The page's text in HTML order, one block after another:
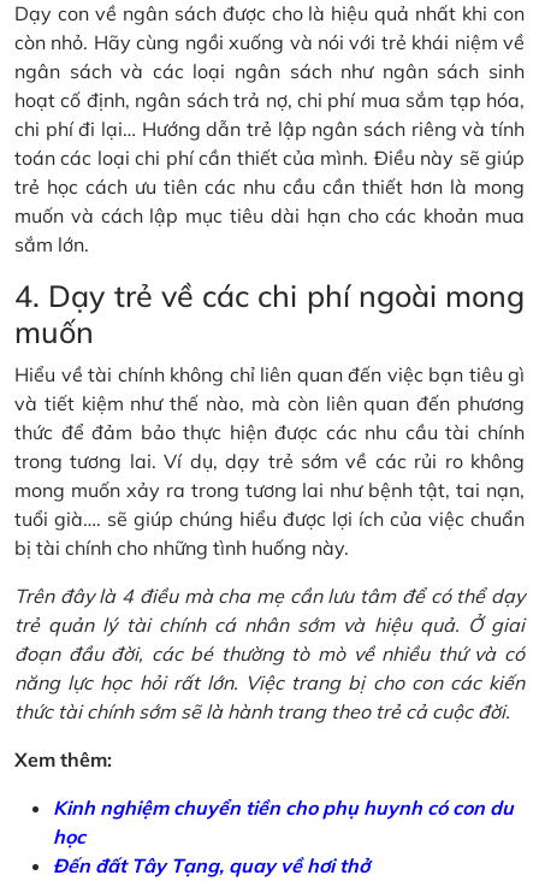
Dạy con về ngân sách được cho là hiệu quả nhất khi con
còn nhỏ. Hãy cùng ngồi xuống và nói với trẻ khái niệm về
ngân sách và các loại ngân sách như ngân sách sinh
hoạt cố định, ngân sách trả nợ, chi phí mua sắm tạp hóa,
chi phí đi lại… Hướng dẫn trẻ lập ngân sách riêng và tính
toán các loại chi phí cần thiết của mình. Điều này sẽ giúp
trẻ học cách ưu tiên các nhu cầu cần thiết hơn là mong
muốn và cách lập mục tiêu dài hạn cho các khoản mua
sắm lớn.
4. Dạy trẻ về các chi phí ngoài mong
muốn
Hiểu về tài chính không chỉ liên quan đến việc bạn tiêu gì
và tiết kiệm như thế nào, mà còn liên quan đến phương
thức để đảm bảo thực hiện được các nhu cầu tài chính
trong tương lai. Ví dụ, dạy trẻ sớm về các rủi ro không
mong muốn xảy ra trong tương lai như bệnh tật, tai nạn,
tuổi già…. sẽ giúp chúng hiểu được lợi ích của việc chuẩn
bị tài chính cho những tình huống này.
Trên đây là 4 điều mà cha mẹ cần lưu tâm để có thể dạy
trẻ quản lý tài chính cá nhân sớm và hiệu quả. Ở giai
đoạn đầu đời, các bé thường tò mò về nhiều thứ và có
năng lực học hỏi rất lớn. Việc trang bị cho con các kiến
thức tài chính sớm sẽ là hành trang theo trẻ cả cuộc đời.
Xem thêm:
Kinh nghiệm chuyển tiền cho phụ huynh có con du
học
Đến đất Tây Tạng, quay về hơi thở